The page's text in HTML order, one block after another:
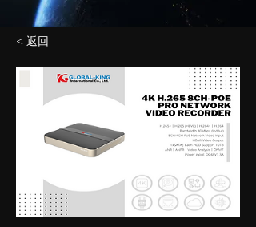
< 返回